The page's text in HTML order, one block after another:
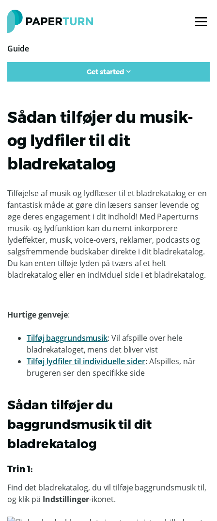
Guide
Get started
Sådan tilføjer du musik-
og lydfiler til dit
bladrekatalog
Tilføjelse af musik og lydflæser til et bladrekatalog er en
fantastisk måde at gøre din læsers sanser levende og
øge deres engagement i dit indhold! Med Paperturns
musik- og lydfunktion kan du nemt inkorporere
lydeffekter, musik, voice-overs, reklamer, podcasts og
salgsfremmende budskaber direkte i dit bladrekatalog.
Du kan enten tilføje lyden på tværs af et helt
bladrekatalog eller en individuel side i et bladrekatalog.
Hurtige genveje:
Tilføj baggrundsmusik: Vil afspille over hele
bladrekataloget, mens det bliver vist
Tilføj lydfiler til individuelle sider: Afspilles, når
brugeren ser den specifikke side
Sådan tilføjer du
baggrundsmusik til dit
bladrekatalog
Trin 1:
Find det bladrekatalog, du vil tilføje baggrundsmusik til,
og klik på Indstillinger-ikonet.